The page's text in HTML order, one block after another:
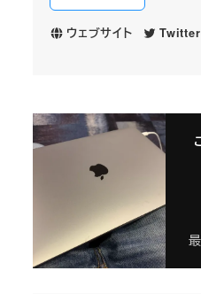
ウェブサイト Twitter